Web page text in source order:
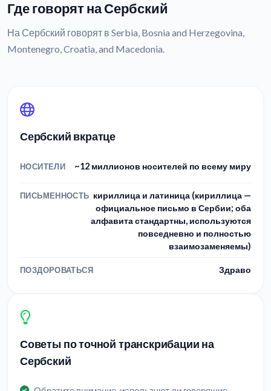
Где говорят на Сербский
На Сербский говорят в Serbia, Bosnia and Herzegovina,
Montenegro, Croatia, and Macedonia.
Сербский вкратце
НОСИТЕЛИ ~12 миллионов носителей по всему миру
ПИСЬМЕННОСТЬ кириллица и латиница (кириллица —
официальное письмо в Сербии; оба
алфавита стандартны, используются
повседневно и полностью
взаимозаменяемы)
ПОЗДОРОВАТЬСЯ Здраво
Советы по точной транскрибации на
Сербский